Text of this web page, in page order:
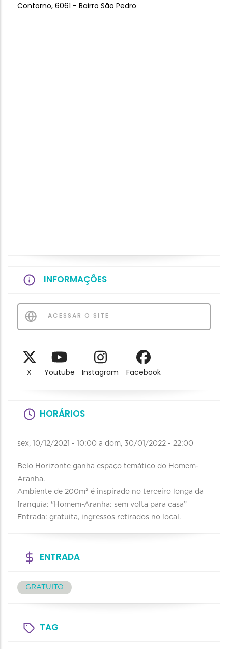
Contorno, 6061 - Bairro São Pedro
INFORMAÇÕES
ACESSAR O SITE
X Youtube Instagram Facebook
HORÁRIOS
sex, 10/12/2021 - 10:00 a dom, 30/01/2022 - 22:00
Belo Horizonte ganha espaço temático do Homem-
Aranha.
Ambiente de 200m² é inspirado no terceiro longa da
franquia: "Homem-Aranha: sem volta para casa”
Entrada: gratuita, ingressos retirados no local.
ENTRADA
GRATUITO
TAG